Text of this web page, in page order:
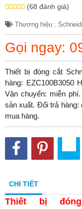
(68 đánh giá)
Thương hiệu :
Gọi ngay:
Thiết bị đóng cắt
hàng: EZC100B3050
Vận chuyển: miễn
sản xuất. Đổi trả hàng:
mua hàng.
CHI TIẾT
Thiết bị